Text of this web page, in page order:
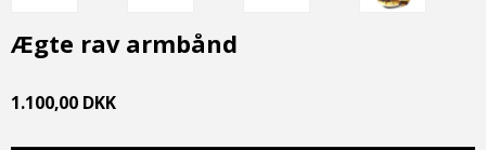
Ægte rav armbånd
1.100,00 DKK